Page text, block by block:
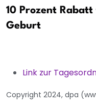
10 Prozent
Geburt
Link zur
Copyright 2024, dpa